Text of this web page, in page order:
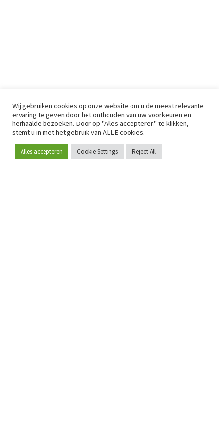
Word lid
Wij gebruiken cookies op onze website om u de meest relevante
ervaring te geven door het onthouden van uw voorkeuren en
herhaalde bezoeken. Door op "Alles accepteren" te klikken,
stemt u in met het gebruik van ALLE cookies.
Alles accepteren Cookie Settings Reject All